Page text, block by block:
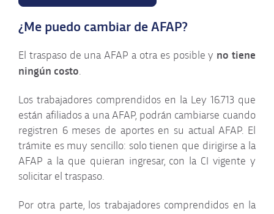
Preguntas destacadas
Afiliación y cambio de
Estado de cuenta
Funcionamiento de las
AFAP
¿Me puedo cambiar de AFAP?
El traspaso de una AFAP a otra es posible y no tiene
ningún costo.
Los trabajadores comprendidos en la Ley 16.713 que
están afiliados a una AFAP, podrán cambiarse cuando
registren 6 meses de aportes en su actual AFAP. El
trámite es muy sencillo: solo tienen que dirigirse a la
AFAP a la que quieran ingresar, con la CI vigente y
solicitar el traspaso.
Por otra parte, los trabajadores comprendidos en la